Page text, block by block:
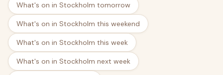
What's on in Stockholm tomorrow
What's on in Stockholm this weekend
What's on in Stockholm this week
What's on in Stockholm next week